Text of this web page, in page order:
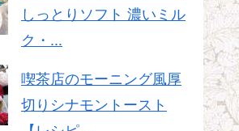
しっとりソフト 濃いミル
ク・...
喫茶店のモーニング風厚
切りシナモントースト